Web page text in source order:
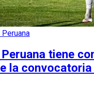
tiene
la convocatoria